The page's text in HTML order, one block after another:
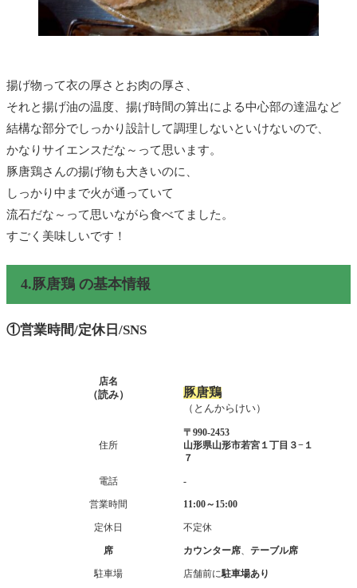
揚げ物って衣の厚さとお肉の厚さ、
それと揚げ油の温度、揚げ時間の算出による中心部の達温など
結構な部分でしっかり設計して調理しないといけないので、
かなりサイエンスだな～って思います。
豚唐鶏さんの揚げ物も大きいのに、
しっかり中まで火が通っていて
流石だな～って思いながら食べてました。
すごく美味しいです！
4.豚唐鶏 の基本情報
①営業時間/定休日/SNS
店名
（読み） 豚唐鶏
（とんからけい）
住所
〒990-2453
山形県山形市若宮１丁目３−１
７
電話 -
営業時間 11:00～15:00
定休日 不定休
席 カウンター席、 テーブル席
駐車場 店舗前に駐車場あり